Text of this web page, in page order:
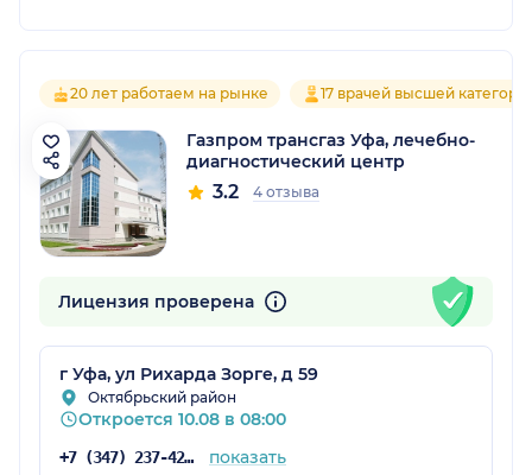
20 лет работаем на рынке 17 врачей высшей
Газпром трансгаз Уфа, лечебно-
диагностический центр
3.2 4 отзыва
Лицензия проверена
г Уфа, ул Рихарда Зорге, д 59
Октябрьский район
Откроется 10.08 в 08:00
+7 (347) 237-42-08 показать